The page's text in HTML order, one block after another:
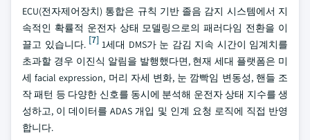
ECU(전자제어장치) 통합은 규칙 기반 졸음 감지 시스템에서 지
속적인 확률적 운전자 상태 모델링으로의 패러다임 전환을 이
끌고 있습니다. [7]1세대 DMS가 눈 감김 지속 시간이 임계치를
초과할 경우 이진식 알림을 발행했다면, 현재 세대 플랫폼은 미
세 facial expression, 머리 자세 변화, 눈 깜빡임 변동성, 핸들 조
작 패턴 등 다양한 신호를 동시에 분석해 운전자 상태 지수를 생
성하고, 이 데이터를 ADAS 개입 및 인계 요청 로직에 직접 반영
합니다.